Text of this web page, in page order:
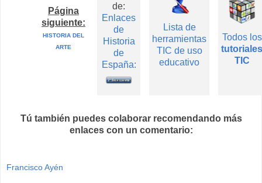
Página
siguiente:
HISTORIA DEL
ARTE
de:
Enlaces
de
Historia
de
España:
Lista de
herramientas
TIC de uso
educativo
Todos los
tutoriales
TIC
Tú también puedes colaborar recomendando más
enlaces con un comentario:
Francisco Ayén